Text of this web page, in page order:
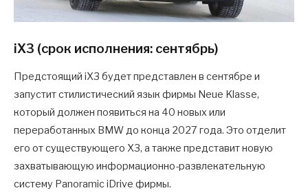
iX3 (срок исполнения: сентябрь)
Предстоящий iX3 будет представлен в сентябре и
запустит стилистический язык фирмы Neue Klasse,
который должен появиться на 40 новых или
переработанных BMW до конца 2027 года. Это отделит
его от существующего X3, а также представит новую
захватывающую информационно-развлекательную
систему Panoramic iDrive фирмы.